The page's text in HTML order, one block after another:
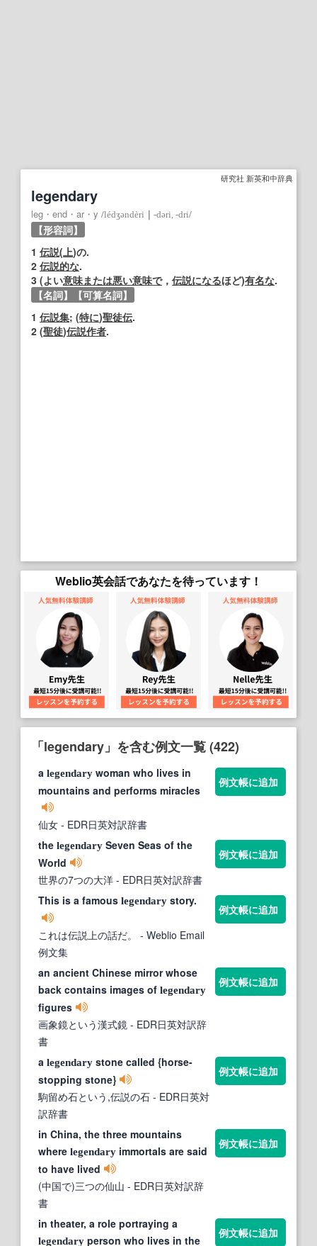
研究社 新英和中辞典
legendary
leg・end・ar・y /lédʒəndèri ‐dəri, ‐dri/
【形容詞】
1 伝説(上)の.
2 伝説的な.
3 (よい意味または悪い意味で， 伝説になるほど)有名な.
【名詞】
【可算名詞】
1 伝説集; (特に)聖徒伝.
2 (聖徒)伝説作者.
Weblio英会話であなたを待っています！
「legendary」を含む例文一覧 (422)
a legendary woman who lives in
mountains and performs miracles
仙女 - EDR日英対訳辞書
例文帳に追加
the legendary Seven Seas of the
World
世界の7つの大洋 - EDR日英対訳辞書
例文帳に追加
This is a famous legendary story.
これは伝説上の話だ。
- Weblio Email
例文集
例文帳に追加
an ancient Chinese mirror whose
back contains images of legendary
figures
画象鏡という漢式鏡 - EDR日英対訳辞
書
例文帳に追加
a legendary stone called {horse-
stopping stone}
駒留め石という,伝説の石 - EDR日英対
訳辞書
例文帳に追加
in China, the three mountains
where legendary immortals are said
to have lived
(中国で)三つの仙山 - EDR日英対訳辞
書
例文帳に追加
in theater, a role portraying a
legendary person who lives in the
例文帳に追加